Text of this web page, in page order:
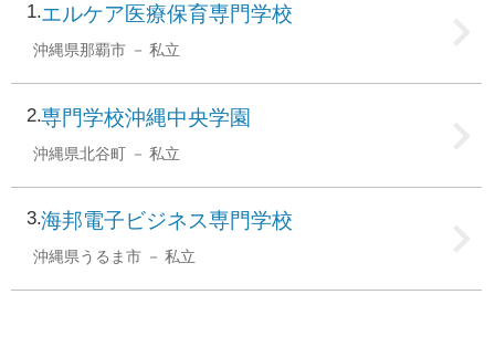
1 エルケア医療保育専門学校
沖縄県那覇市 私立
2 専門学校沖縄中央学園
沖縄県北谷町 私立
3 海邦電子ビジネス専門学校
沖縄県うるま市 私立